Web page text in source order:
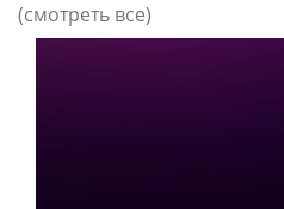
(смотреть все)